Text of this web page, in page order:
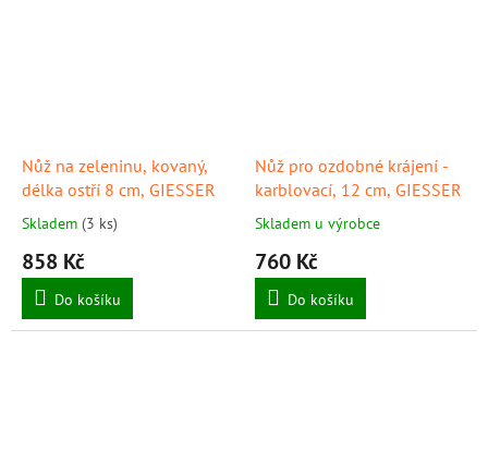
Nůž na zeleninu, kovaný,
délka ostří 8 cm, GIESSER
Skladem (3 ks)
858 Kč
Do košíku
Nůž pro ozdobné krájení -
karblovací, 12 cm, GIESSER
Skladem u výrobce
760 Kč
Do košíku